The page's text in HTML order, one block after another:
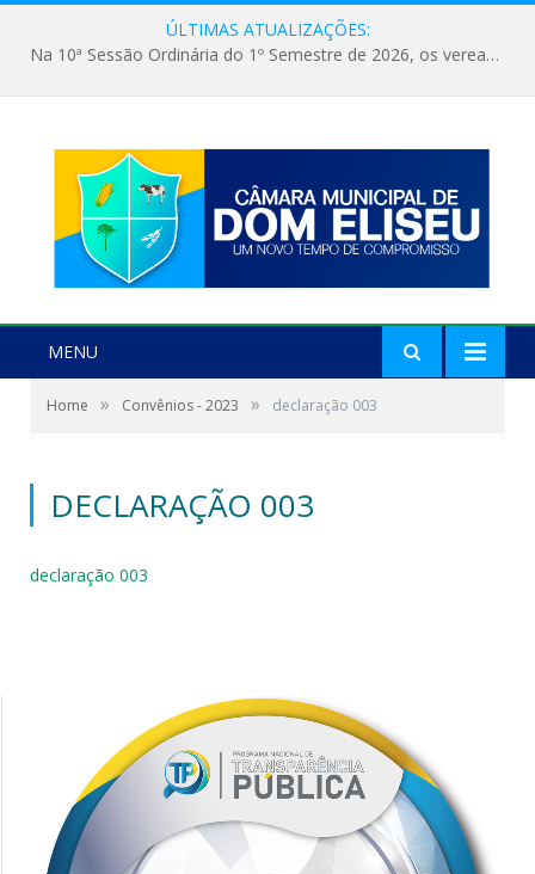
ÚLTIMAS ATUALIZAÇÕES:
Na 10ª Sessão Ordinária do 1º Semestre de 2026, os vereadores receberam a nova comandante do 51º Batalhão de Polícia Militar, a Major Alessandra Lopes Leal Bandeira. A visita institucional proporcionou a apresentação da oficial aos parlamentares e reforçou o compromisso de cooperação entre a Polícia Militar e o Poder Legislativo em prol da segurança da população.
MENU
Home » Convênios - 2023 » declaração 003
DECLARAÇÃO 003
declaração 003